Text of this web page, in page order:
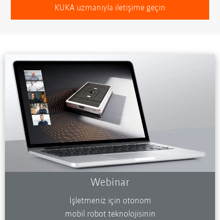
KUKA uzmanıyla iletişime geçin
Webinar
İşletmeniz için otonom
mobil robot teknolojisinin